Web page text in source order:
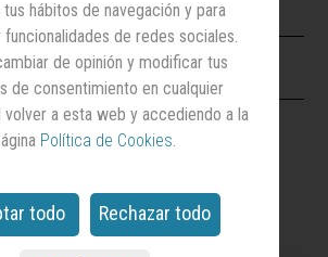
Ficha
&
Marca:Pornhub
hábitos de navegación y para
de redes sociales.
de opinión y modificar tus
de consentimiento en cualquier
a esta web y accediendo a la
Política de Cookies
todo Rechazar todo